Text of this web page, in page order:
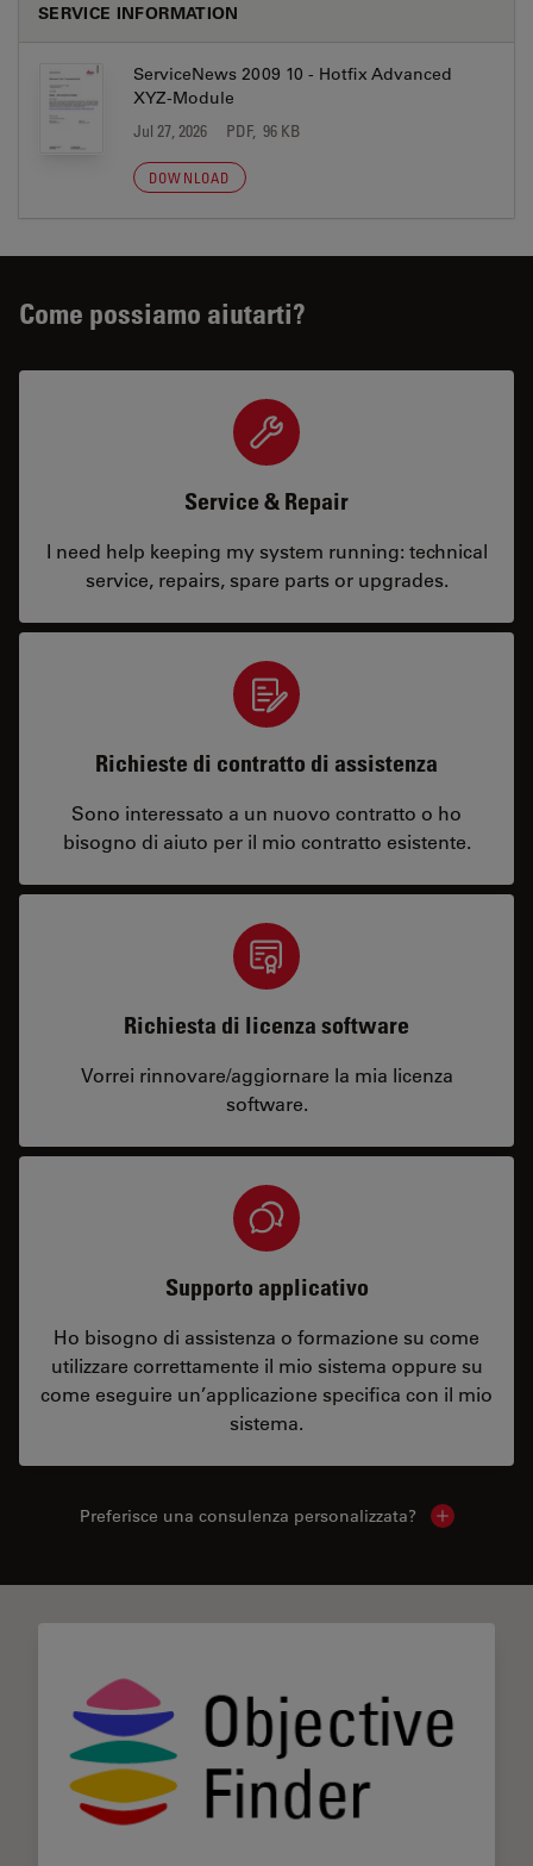
SERVICE INFORMATION
ServiceNews 2009 10 - Hotfix Advanced
XYZ-Module
Jul 27, 2026 PDF, 96 KB
DOWNLOAD
Come possiamo aiutarti?
Service & Repair
I need help keeping my system running: technical
service, repairs, spare parts or upgrades.
Richieste di contratto di assistenza
Sono interessato a un nuovo contratto o ho
bisogno di aiuto per il mio contratto esistente.
Richiesta di licenza software
Vorrei rinnovare/aggiornare la mia licenza
software.
Supporto applicativo
Ho bisogno di assistenza o formazione su come
utilizzare correttamente il mio sistema oppure su
come eseguire un’applicazione specifica con il mio
sistema.
Preferisce una consulenza personalizzata? Show local